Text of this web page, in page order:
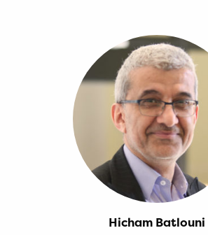
Hicham Batlouni